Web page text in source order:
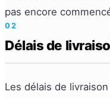
pas encore
02
Délais de
Les délais de